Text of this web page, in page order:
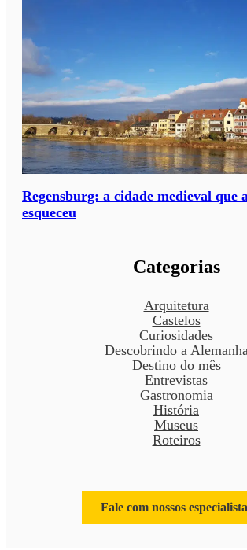
Regensburg: a cidade medieval que
esqueceu
Categorias
Arquitetura
Castelos
Curiosidades
Descobrindo a Alemanha
Destino do mês
Entrevistas
Gastronomia
História
Museus
Roteiros
Fale com nossos